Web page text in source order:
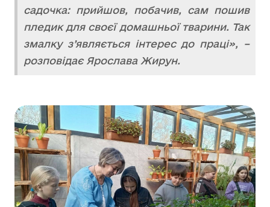
садочка: прийшов, побачив, сам пошив
пледик для своєї домашньої тварини. Так
змалку з’являється інтерес до праці», –
розповідає Ярослава Жирун.